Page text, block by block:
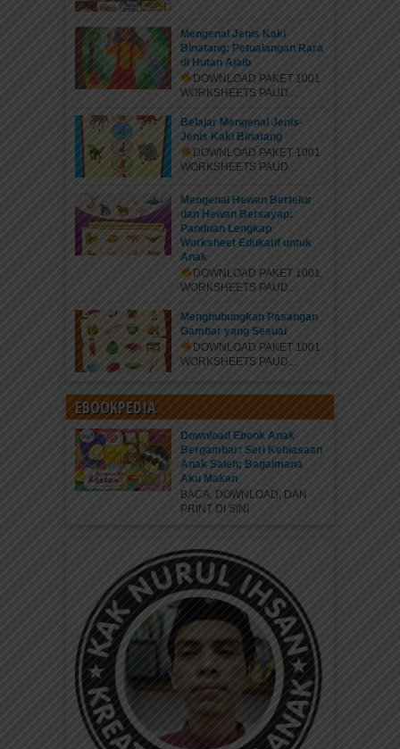
Suryavarman II Pendiri Angkor Wat
yang Dikelilingi Parit
Suryavarman II yang lahir pada abad ke-11 di
Angkor (wilayah Kamboja sekarang) adalah raja
Salahuddin Al Ayyubi Sang Ksatria
Perang Salib yang Lahir di Benteng
Salahuddin Al Ayyubi atau Sholahuddin Yusuf bin
Ayyub lahir di Tikrit (wilayah Irak sekarang) pada
tahun 1138....
Mengenal Jenis Kaki
Binatang: Petualangan Rara
di Hutan Ajaib
DOWNLOAD PAKET 1001
WORKSHEETS PAUD...
Belajar Mengenal Jenis-
Jenis Kaki Binatang
DOWNLOAD PAKET 1001
WORKSHEETS PAUD...
Mengenal Hewan Bertelur
dan Hewan Bersayap:
Panduan Lengkap
Worksheet Edukatif untuk
Anak
DOWNLOAD PAKET 1001
WORKSHEETS PAUD...
Menghubungkan Pasangan
Gambar yang Sesuai
DOWNLOAD PAKET 1001
WORKSHEETS PAUD...
EBOOKPEDIA
Download Ebook Anak
Bergambar: Seri Kebiasaan
Anak Saleh; Bagaimana
Aku Makan
BACA, DOWNLOAD, DAN
PRINT DI SINI